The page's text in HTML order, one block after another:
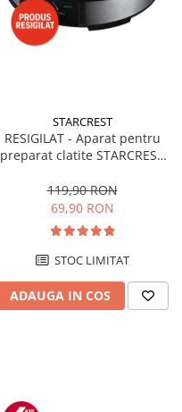
STARCREST
RESIGILAT - Aparat pentru
preparat clatite STARCREST
invelis ceramic antiaderent,
30 cm, Inox / Negru
119,90 RON
69,90 RON
STOC LIMITAT
ADAUGA IN COS